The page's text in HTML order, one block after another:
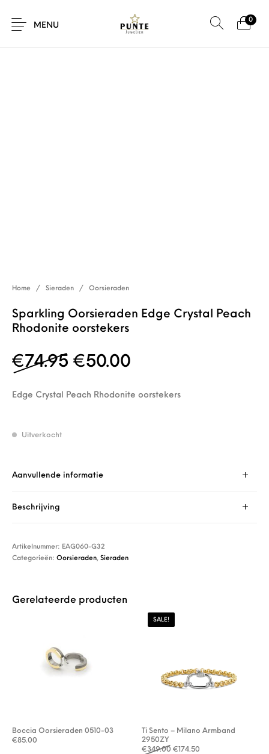
MENU
0
SALE!
Home / Sieraden / Oorsieraden
Sparkling Oorsieraden Edge Crystal Peach
Rhodonite oorstekers
€74.95 Oorspronkelijke prijs
€50.00
Edge Crystal Peach Rhodonite oorstekers
Uitverkocht
Aanvullende informatie
Beschrijving
Artikelnummer: EAG060-G32
Categorieën:Oorsieraden,Sieraden
Gerelateerde producten
Boccia Oorsieraden 0510-03
€85.00
SALE!
Ti Sento – Milano Armband
2950ZY
€349.00 Oorspronkelijke prijs was:
€174.50